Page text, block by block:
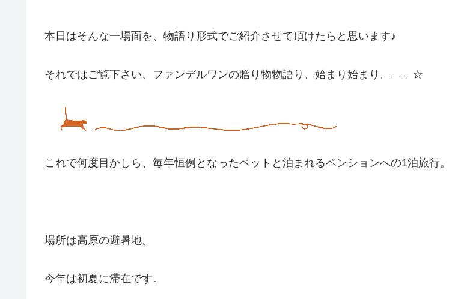
本日はそんな一場面を、物語り形式でご紹介させて頂けたらと思います♪
それではご覧下さい、ファンデルワンの贈り物物語り、始まり始まり。。。☆
これで何度目かしら、毎年恒例となったペットと泊まれるペンションへの1泊旅行。
場所は高原の避暑地。
今年は初夏に滞在です。